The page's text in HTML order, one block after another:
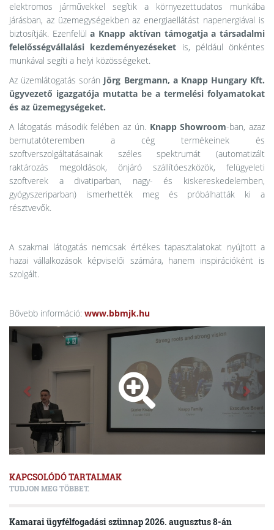
elektromos járművekkel segítik a környezettudatos munkába
járásban, az üzemegységekben az energiaellátást napenergiával is
biztosítják. Ezenfelüla Knapp aktívan támogatja a társadalmi
felelősségvállalási kezdeményezéseket is, például önkéntes
munkával segíti a helyi közösségeket.
Az üzemlátogatás során Jörg Bergmann, a Knapp Hungary Kft.
ügyvezető igazgatója mutatta be a termelési folyamatokat
és az üzemegységeket.
A látogatás második felében az ún. Knapp Showroom-ban, azaz
bemutatóteremben a cég termékeinek és
szoftverszolgáltatásainak széles spektrumát (automatizált
raktározás megoldások, önjáró szállítóeszközök, felügyeleti
szoftverek a divatiparban, nagy- és kiskereskedelemben,
gyógyszeriparban) ismerhették meg és próbálhatták ki a
résztvevők.
A szakmai látogatás nemcsak értékes tapasztalatokat nyújtott a
hazai vállalkozások képviselői számára, hanem inspirációként is
szolgált.
Bővebb információ: www.bbmjk.hu
KAPCSOLÓDÓ TARTALMAK
TUDJON MEG TÖBBET.
Kamarai ügyfélfogadási szünnap 2026. augusztus 8-án